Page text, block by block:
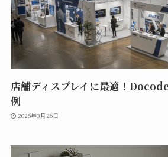
店舗ディスプレイに最適！
例
2026年3月26日